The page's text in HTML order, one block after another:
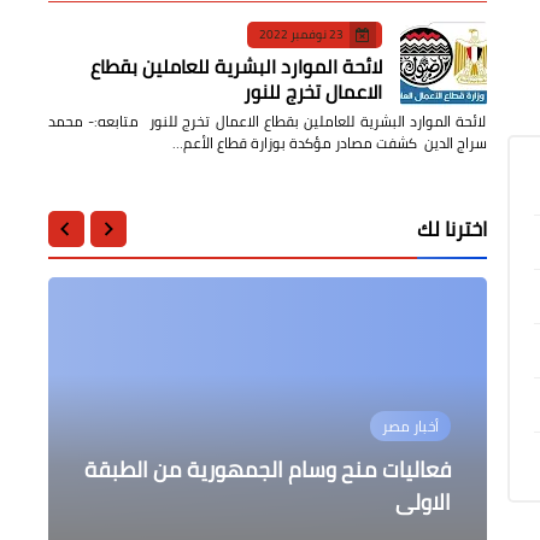
23 نوفمبر 2022
لائحة الموارد البشرية للعاملين بقطاع
الاعمال تخرج للنور
لائحة الموارد البشرية للعاملين بقطاع الاعمال تخرج للنور متابعه:- محمد
سراج الدين كشفت مصادر مؤكدة بوزارة قطاع الأعم…
اخترنا لك
أخبار مصر
فعاليات منح وسام الجمهورية من الطبقة
الاولى
أخبار مصر
الرئيس السيسي يشهد أداء حلف اليمين
لرؤساء محكمة النقض ومجلس الدولة
أخبار مصر
رئيس الوزراء يتابع الموقف التنفيذي
لتطوير بحيرة المنزلة
فن
في ذكرى وفاة محرم فؤاد
محافظات
ترشيد المياه بمركز السنبلاوين بالدقهلية